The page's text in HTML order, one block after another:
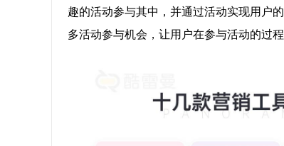
趣的活动参与其中，并通过活动实现用户
多活动参与机会，让用户在参与活动的过程